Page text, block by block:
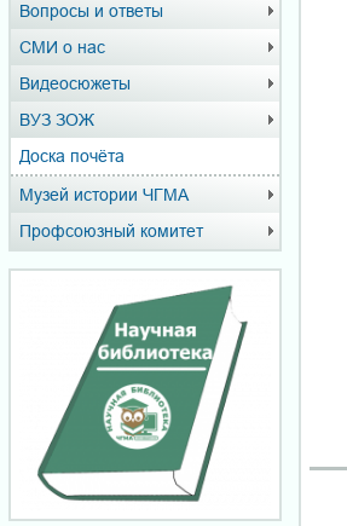
Вопросы и ответы
СМИ о нас
Видеосюжеты
ВУЗ ЗОЖ
Доска почёта
Музей истории ЧГМА
Профсоюзный комитет